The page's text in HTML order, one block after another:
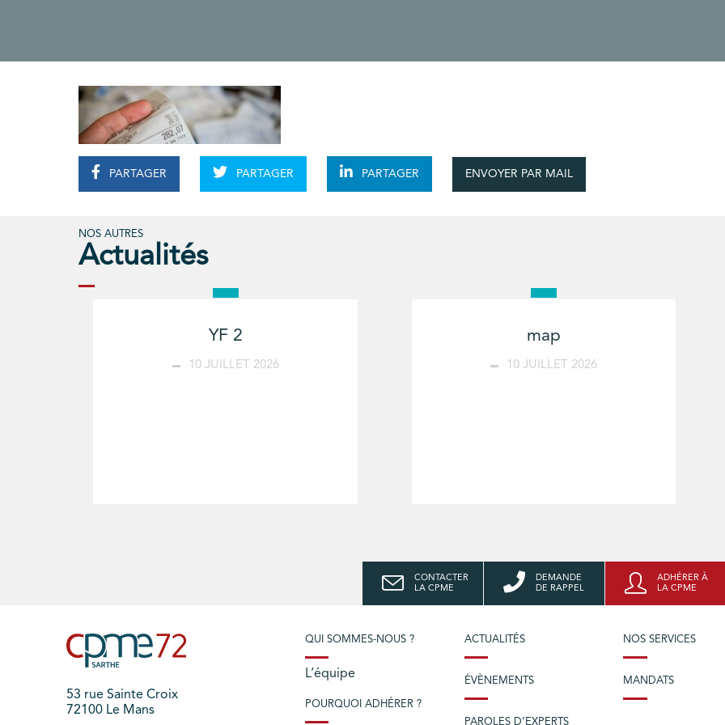
PARTAGER PARTAGER PARTAGER ENVOYER PAR MAIL
NOS AUTRES
Actualités
YF 2
10 JUILLET 2026
map
10 JUILLET 2026
CONTACTER
LA CPME
DEMANDE
DE RAPPEL
ADHÉRER À
LA CPME
53 rue Sainte Croix
72100 Le Mans
QUI SOMMES-NOUS ?
L’équipe
POURQUOI ADHÉRER ?
ACTUALITÉS
ÉVÈNEMENTS
PAROLES D’EXPERTS
NOS SERVICES
MANDATS